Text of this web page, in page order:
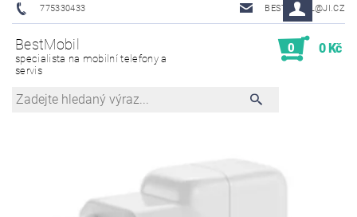
775330433 BESTMOBIL@JI.CZ
BestMobil
specialista na mobilní telefony a
servis
0 0 Kč